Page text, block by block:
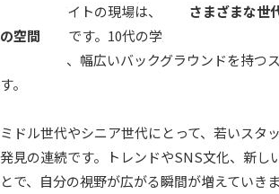
リゾートバイトの現場は、
さまざまな世
の空間
です。10代の学生から20代のフリ
の中堅まで、幅広いバックグラウンドを持つ
す。
ミドル世代やシニア世代にとって、若いスタ
発見の連続です。トレンドやSNS文化、新し
とで、自分の視野が広がる瞬間が増えていき